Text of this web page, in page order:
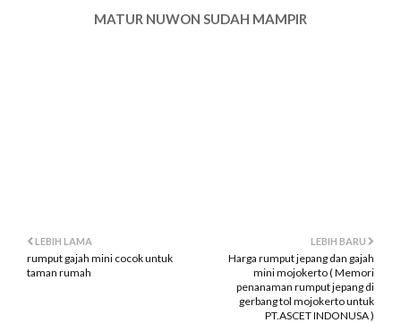
MATUR NUWON SUDAH MAMPIR
LEBIH BARU
Harga rumput jepang dan gajah
mini mojokerto ( Memori
penanaman rumput jepang di
gerbang tol mojokerto untuk
PT.ASCET INDONUSA )
LEBIH LAMA
rumput gajah mini cocok untuk
taman rumah